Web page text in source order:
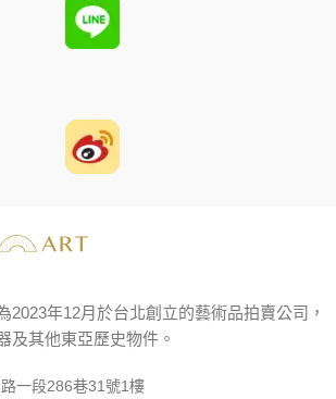
2023年12月於台北創立的藝術品拍賣公司，
及其他東亞歷史物件。
一段286巷31號1樓